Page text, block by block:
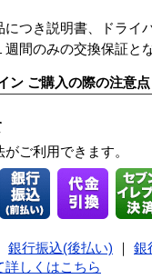
つき説明書、ドライ
間のみの交換保証と
ン ご購入の際の注意点
ご利用できます。
銀行振込(後払い) 銀
詳しくはこちら